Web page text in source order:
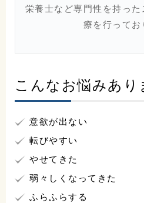
こだまホスピタ
〒986-0873
宮城県石巻市山下町2丁目5
0225-23-0811
栄養士など専門性を持っ
療を行ってお
こんなお悩みあり
意欲が出ない
転びやすい
やせてきた
弱々しくなってきた
ふらふらする